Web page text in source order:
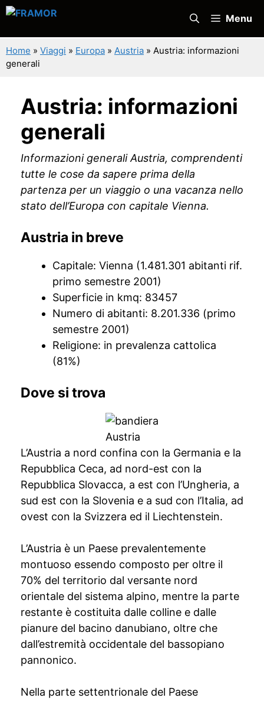
Vai
contenuto
Menu
Home » Viaggi » Europa » Austria » Austria: informazioni
generali
Austria: informazioni
generali
Informazioni generali Austria, comprendenti
tutte le cose da sapere prima della
partenza per un viaggio o una vacanza nello
stato dell’Europa con capitale Vienna.
Austria in breve
Capitale: Vienna (1.481.301 abitanti rif.
primo semestre 2001)
Superficie in kmq: 83457
Numero di abitanti: 8.201.336 (primo
semestre 2001)
Religione: in prevalenza cattolica
(81%)
Dove si trova
L’Austria a nord confina con la Germania e la
Repubblica Ceca, ad nord-est con la
Repubblica Slovacca, a est con l’Ungheria, a
sud est con la Slovenia e a sud con l’Italia, ad
ovest con la Svizzera ed il Liechtenstein.
L’Austria è un Paese prevalentemente
montuoso essendo composto per oltre il
70% del territorio dal versante nord
orientale del sistema alpino, mentre la parte
restante è costituita dalle colline e dalle
pianure del bacino danubiano, oltre che
dall’estremità occidentale del bassopiano
pannonico.
Nella parte settentrionale del Paese